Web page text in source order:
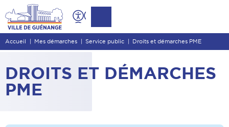
Contenu
Entête de page
Menu principal
Pied de page
Accueil Mes démarches Service public Droits et démarches PME
DROITS ET DÉMARCHES
PME